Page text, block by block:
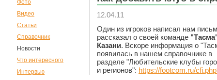
Фото
Видео
Статьи
Справочник
Новости
Что интересного
Интервью
12.04.11
Один из игроков написал нам
рассказал о своей команде
Казани. Вскоре информация о
появилась в нашем справочнике в
разделе "Любительские клубы
и регионов": https://footcom.ru/